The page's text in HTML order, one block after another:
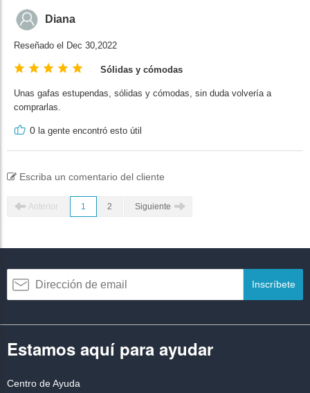
Diana
Reseñado el Dec 30,2022
Sólidas y cómodas
Unas gafas estupendas, sólidas y cómodas, sin duda volvería a
comprarlas.
0 la gente encontró esto útil
Escriba un comentario del cliente
Anterior 1 2 Siguiente
Inscríbete
Estamos aquí para ayudar
Centro de Ayuda